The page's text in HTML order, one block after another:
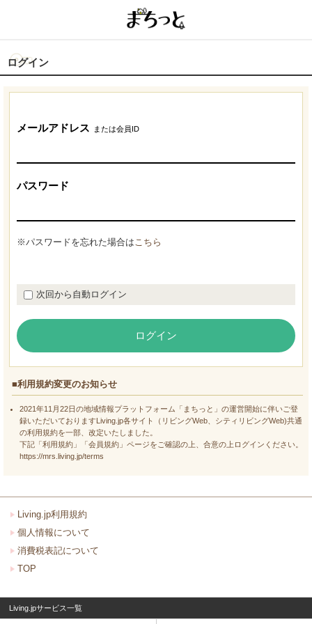
ログイン
メールアドレス または会員ID
パスワード
※パスワードを忘れた場合はこちら
次回から自動ログイン
ログイン
■利用規約変更のお知らせ
2021年11月22日の地域情報プラットフォーム「まちっと」の運営開始に伴いご登
録いただいておりますLiving.jp各サイト（リビングWeb、シティリビングWeb)共通
の利用規約を一部、改定いたしました。
下記「利用規約」「会員規約」ページをご確認の上、合意の上ログインください。
https://mrs.living.jp/terms
Living.jp利用規約
個人情報について
消費税表記について
TOP
Living.jpサービス一覧